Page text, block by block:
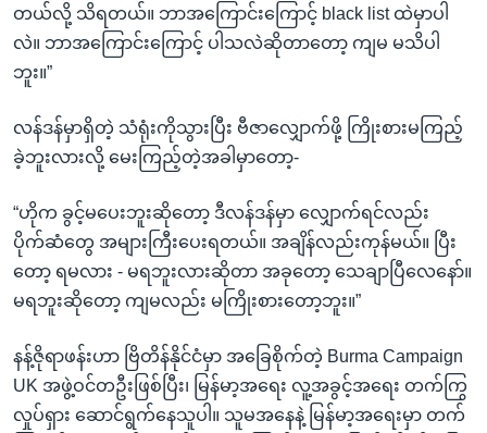
တယ်လို့ သိရတယ်။ ဘာအကြောင်းကြောင့် black list ထဲမှာပါ
လဲ။ ဘာအကြောင်းကြောင့် ပါသလဲဆိုတာတော့ ကျမ မသိပါ
ဘူး။”
လန်ဒန်မှာရှိတဲ့ သံရုံးကိုသွားပြီး ဗီဇာလျှောက်ဖို့ ကြိုးစားမကြည့်
ခဲ့ဘူးလားလို့ မေးကြည့်တဲ့အခါမှာတော့-
“ဟိုက ခွင့်မပေးဘူးဆိုတော့ ဒီလန်ဒန်မှာ လျှောက်ရင်လည်း
ပိုက်ဆံတွေ အများကြီးပေးရတယ်။ အချိန်လည်းကုန်မယ်။ ပြီး
တော့ ရမလား - မရဘူးလားဆိုတာ အခုတော့ သေချာပြီလေနော်။
မရဘူးဆိုတော့ ကျမလည်း မကြိုးစားတော့ဘူး။”
နန့်ဇိုရာဖန်းဟာ ဗြိတိန်နိုင်ငံမှာ အခြေစိုက်တဲ့ Burma Campaign
UK အဖွဲ့ဝင်တဦးဖြစ်ပြီး၊ မြန်မာ့အရေး လူ့အခွင့်အရေး တက်ကြွ
လှုပ်ရှား ဆောင်ရွက်နေသူပါ။ သူမအနေနဲ့ မြန်မာ့အရေးမှာ တက်